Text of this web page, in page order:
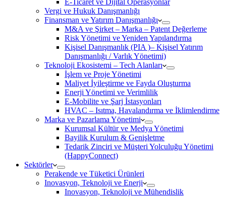
E-Ticaret ve Dijital Operasyonlar
Vergi ve Hukuk Danışmanlığı
Finansman ve Yatırım Danışmanlığı
M&A ve Şirket – Marka – Patent Değerleme
Risk Yönetimi ve Yeniden Yapılandırma
Kişisel Danışmanlık (PIA )– Kişisel Yatırım
Danışmanlığı / Varlık Yönetimi)
Teknoloji Ekosistemi – Tech Alanları
İşlem ve Proje Yönetimi
Maliyet İyileştirme ve Fayda Oluşturma
Enerji Yönetimi ve Verimlilik
E-Mobilite ve Şarj İstasyonları
HVAC – Isıtma, Havalandırma ve İklimlendirme
Marka ve Pazarlama Yönetimi
Kurumsal Kültür ve Medya Yönetimi
Bayilik Kurulum & Genişletme
Tedarik Zinciri ve Müşteri Yolculuğu Yönetimi
(HappyConnect)
Sektörler
Perakende ve Tüketici Ürünleri
Inovasyon, Teknoloji ve Enerji
Inovasyon, Teknoloji ve Mühendislik